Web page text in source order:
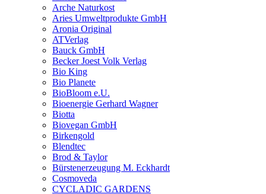
Arche Naturkost
Aries Umweltprodukte GmbH
Aronia Original
ATVerlag
Bauck GmbH
Becker Joest Volk Verlag
Bio King
Bio Planete
BioBloom e.U.
Bioenergie Gerhard Wagner
Biotta
Biovegan GmbH
Birkengold
Blendtec
Brod & Taylor
Bürstenerzeugung M. Eckhardt
Cosmoveda
CYCLADIC GARDENS